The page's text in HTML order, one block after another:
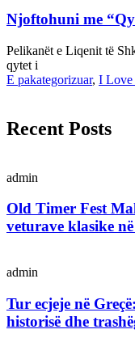
Njoftohuni me
Pelikanët e Liqenit të
qytet i
E pakategorizuar, I Love
Recent Posts
admin
Old Timer Fest
veturave klasike
admin
Tur ecjeje në
historisë dhe